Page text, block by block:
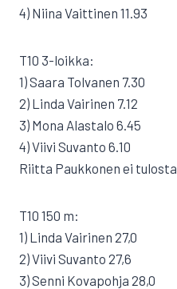
4) Niina Vaittinen 11.93
T10 3-loikka:
1) Saara Tolvanen 7.30
2) Linda Vairinen 7.12
3) Mona Alastalo 6.45
4) Viivi Suvanto 6.10
Riitta Paukkonen ei tulosta
T10 150 m:
1) Linda Vairinen 27,0
2) Viivi Suvanto 27,6
3) Senni Kovapohja 28,0